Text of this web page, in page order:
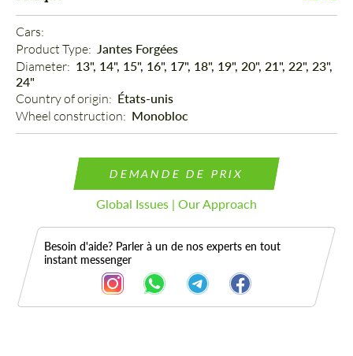
Cars:
Product Type: Jantes Forgées
Diameter: 13", 14", 15", 16", 17", 18", 19", 20", 21", 22", 23",
24"
Country of origin: États-unis
Wheel construction: Monobloc
DEMANDE DE PRIX
Global Issues | Our Approach
Besoin d'aide? Parler à un de nos experts en tout
instant messenger